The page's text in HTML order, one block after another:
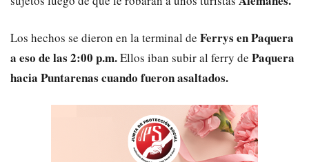
Los hechos se dieron en la terminal de Ferrys en Paquera
a eso de las 2:00 p.m.Ellos iban subir al ferry de Paquera
hacia Puntarenas cuando fueron asaltados.